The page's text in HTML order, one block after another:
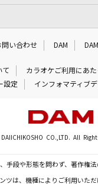
問い合わせ DAM
て カラオケご利用にあ
設定 インフォマティブ
CO.,LTD. All
手段や形態を問わず、著作権
ツは、機種によりご利用いただ